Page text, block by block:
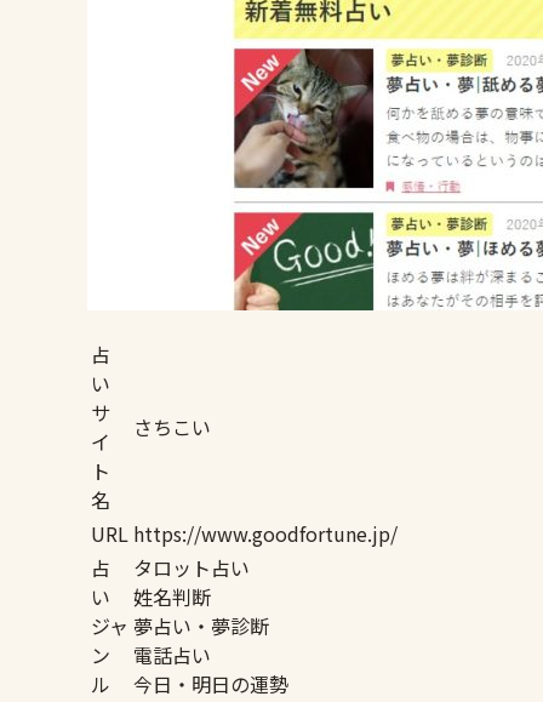
占
い
サ
イ
ト
名
さちこい
URL https://www.goodfortune.jp/
占
い
ジャ
ン
ル
タロット占い
姓名判断
夢占い・夢診断
電話占い
今日・明日の運勢